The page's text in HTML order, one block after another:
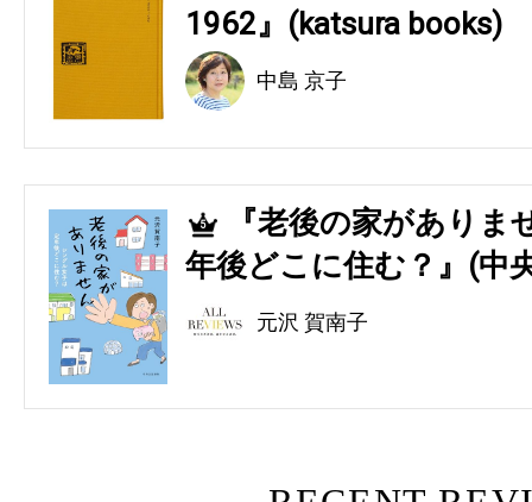
1962』(katsura books)
中島 京子
5
『老後の家があり
年後どこに住む？』(中
元沢 賀南子